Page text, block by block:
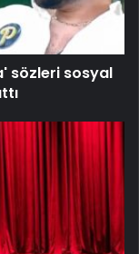
sözleri sosyal